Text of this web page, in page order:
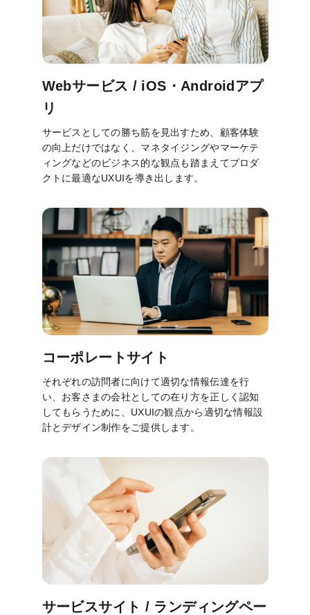
Webサービス / iOS・Androidアプ
リ
サービスとしての勝ち筋を見出すため、顧客体験
の向上だけではなく、マネタイジングやマーケテ
ィングなどのビジネス的な観点も踏まえてプロダ
クトに最適なUXUIを導き出します。
コーポレートサイト
それぞれの訪問者に向けて適切な情報伝達を行
い、お客さまの会社としての在り方を正しく認知
してもらうために、UXUIの観点から適切な情報設
計とデザイン制作をご提供します。
サービスサイト / ランディングペー